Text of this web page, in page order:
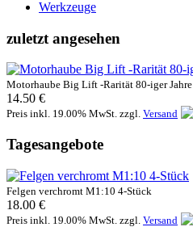
Werkzeuge
zuletzt angesehen
Motorhaube Big Lift -Rarität 80-iger Jahre
14.50 €
Preis inkl. 19.00% MwSt. zzgl. Versand
Tagesangebote
Felgen verchromt M1:10 4-Stück
18.00 €
Preis inkl. 19.00% MwSt. zzgl. Versand